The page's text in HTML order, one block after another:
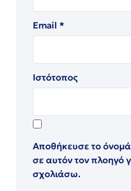
Email *
Ιστότοπος
Αποθήκευσε το
σε αυτόν τον πλοηγό
σχολιάσω.